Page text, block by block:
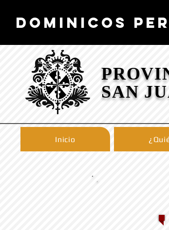
DOMINICOS
SAN
Inicio